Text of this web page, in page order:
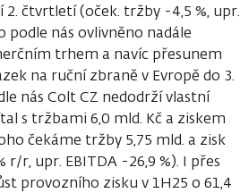
čtvrtletí (oček. tržby -4,5 %, upr.
podle nás ovlivněno nadále
trhem a navíc přesunem
na ruční zbraně v Evropě do 3.
nás Colt CZ nedodrží vlastní
s tržbami 6,0 mld. Kč a ziskem
čekáme tržby 5,75 mld. a zisk
r/r, upr. EBITDA -26,9 %). I přes
provozního zisku v 1H25 o 61,4